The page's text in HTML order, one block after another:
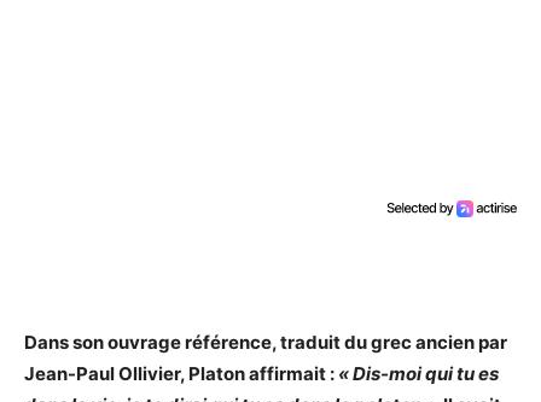
Dans son ouvrage référence, traduit du grec ancien par
Jean-Paul Ollivier, Platon affirmait : « Dis-moi qui tu es